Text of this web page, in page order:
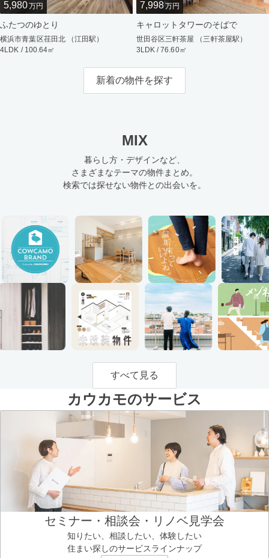
5,980万円
ふたつのゆとり
横浜市青葉区荏田北 （江田駅）
4LDK / 100.64㎡
7,998万円
キャロットタワーのそばで
世田谷区三軒茶屋 （三軒茶屋駅）
3LDK / 76.60㎡
新着の物件を探す
MIX
暮らし方・デザインなど、
さまざまなテーマの物件まとめ。
検索では探せない物件との出会いを。
すべて見る
カウカモのサービス
セミナー・相談会・リノベ見学会
知りたい、相談したい、体験したい
住まい探しのサービスラインナップ